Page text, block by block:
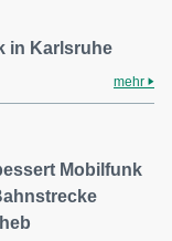
in Karlsruhe
mehr
Mobilfunk